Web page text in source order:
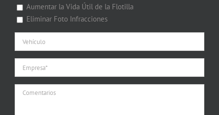
Aumentar la Vida Útil de la Flotilla
Eliminar Foto Infracciones